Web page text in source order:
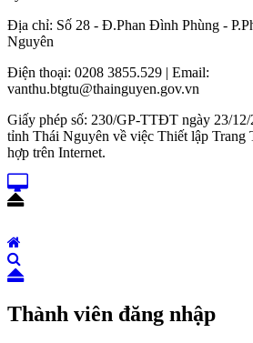
Địa chỉ: Số 28 - Đ.Phan Đình Phùng -
Nguyên
Điện thoại: 0208 3855.529 | Email:
vanthu.btgtu@thainguyen.gov.vn
Giấy phép số: 230/GP-TTĐT ngày 23/
tỉnh Thái Nguyên về việc Thiết lập Trang
hợp trên Internet.
Thành viên đăng nhập